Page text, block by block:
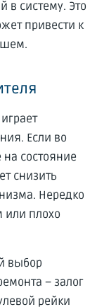
в систему. Это
привести к
Если во
состояние
снизить
Нередко
или плохо
выбор
– залог
рейки